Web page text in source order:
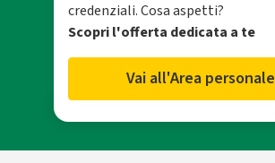
credenziali. Cosa aspetti?
Scopri l'offerta dedicata a te
Vai all'Area personale